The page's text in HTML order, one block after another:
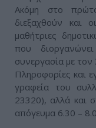
Ακόμη στο
διεξαχθούν και
μαθήτριες
που
συνεργασία με
Πληροφορίες και
γραφεία του
23320), αλλά και
απόγευμα 6.30 –